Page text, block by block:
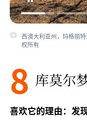
西澳大利亚州，玛格丽
权所有
8 库莫尔
喜欢它的理由：发